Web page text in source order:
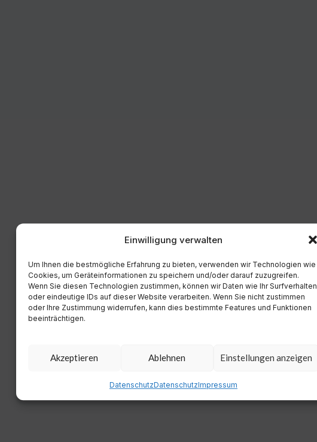
Einwilligung verwalten
Um Ihnen die bestmögliche Erfahrung zu bieten, verwenden wir Technologien wie
Cookies, um Geräteinformationen zu speichern und/oder darauf zuzugreifen.
Wenn Sie diesen Technologien zustimmen, können wir Daten wie Ihr Surfverhalten
oder eindeutige IDs auf dieser Website verarbeiten. Wenn Sie nicht zustimmen
oder Ihre Zustimmung widerrufen, kann dies bestimmte Features und Funktionen
beeinträchtigen.
Akzeptieren Ablehnen Einstellungen anzeigen
DatenschutzDatenschutzImpressum